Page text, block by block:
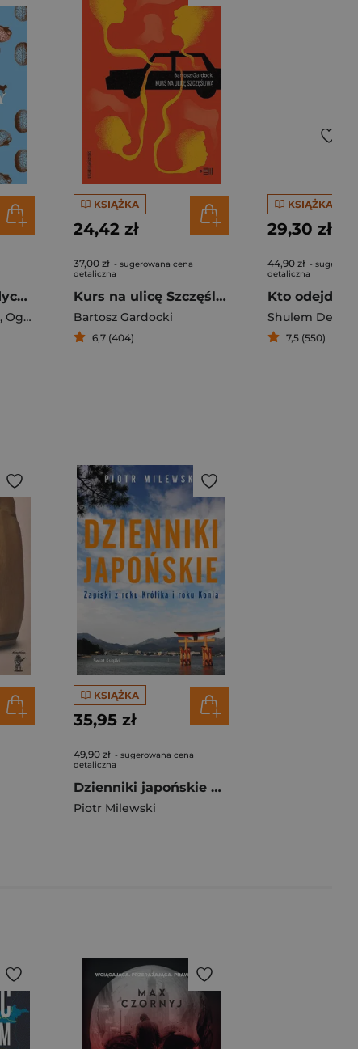
Czarna owca medycyny. Nieopowiedziana historia psychiatrii
, Ogas Ogi
KSIĄŻKA
24,42 zł
37,00 zł - sugerowana cena
detaliczna
Kurs na ulicę Szczęśliwą
Bartosz Gardocki
6,7 (404)
KSIĄŻKA
29,30 zł
44,90 zł -
detaliczna
Shulem Deen
7,5 (550)
KSIĄŻKA
35,95 zł
49,90 zł - sugerowana cena
detaliczna
Dzienniki japońskie Zapiski z roku Królika i roku Konia
Piotr Milewski